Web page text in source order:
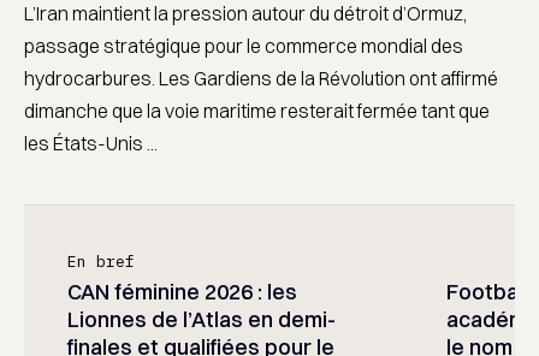
L’Iran maintient la pression autour du détroit d’Ormuz,
passage stratégique pour le commerce mondial des
hydrocarbures. Les Gardiens de la Révolution ont affirmé
dimanche que la voie maritime resterait fermée tant que
les États-Unis ...
En bref
CAN féminine 2026 : les
Lionnes de l’Atlas en demi-
finales et qualifiées pour le
Football
le nom